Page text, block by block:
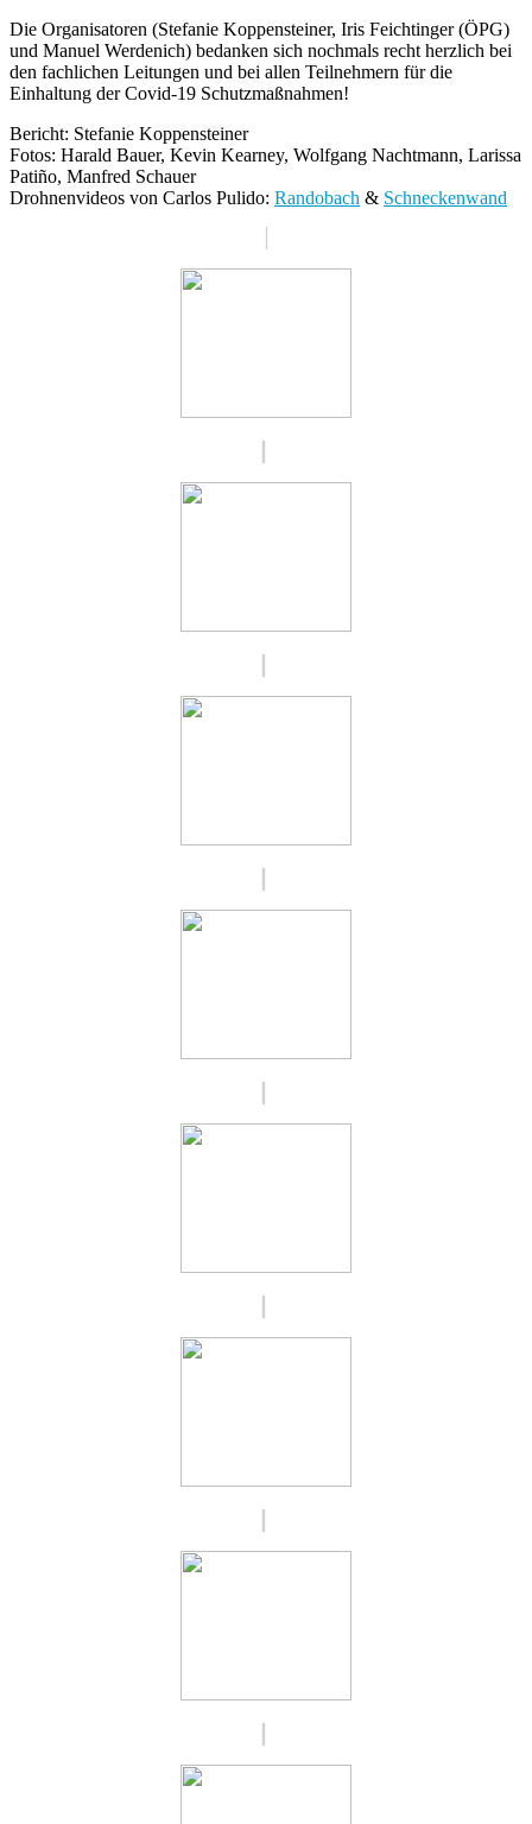
Die Organisatoren (Stefanie Koppensteiner, Iris Feichtinger (ÖPG)
und Manuel Werdenich) bedanken sich nochmals recht herzlich bei
den fachlichen Leitungen und bei allen Teilnehmern für die
Einhaltung der Covid-19 Schutzmaßnahmen!
Bericht: Stefanie Koppensteiner
Fotos: Harald Bauer, Kevin Kearney, Wolfgang Nachtmann, Larissa
Patiño, Manfred Schauer
Drohnenvideos von Carlos Pulido: Randobach & Schneckenwand